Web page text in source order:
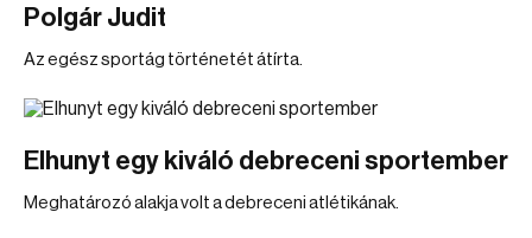
Polgár Judit
Az egész sportág történetét átírta.
Elhunyt egy kiváló debreceni sportember
Meghatározó alakja volt a debreceni atlétikának.